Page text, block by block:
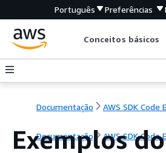
Português Preferências
Conceitos básicos
Documentação AWS SDK Code
Documentação AWS SDK Code
Exemplos do